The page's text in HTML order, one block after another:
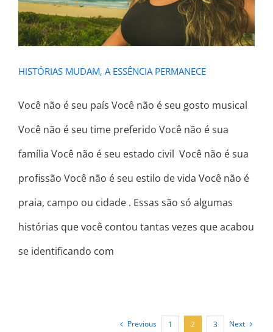
HISTÓRIAS MUDAM, A ESSÊNCIA PERMANECE
Você não é seu país Você não é seu gosto musical
Você não é seu time preferido Você não é sua
família Você não é seu estado civil Você não é sua
profissão Você não é seu estilo de vida Você não é
praia, campo ou cidade . Essas são só algumas
histórias que você contou tantas vezes que acabou
se identificando com
Previous 1 2 3 Next